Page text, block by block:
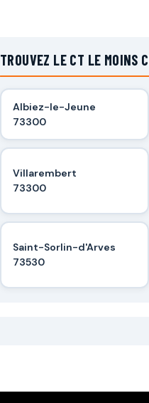
TROUVEZ LE CT LE MOINS
Albiez-le-Jeune
73300
Villarembert
73300
Saint-Sorlin-d'Arves
73530